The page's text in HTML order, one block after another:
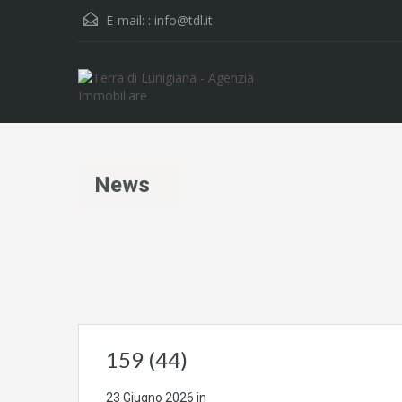
E-mail: : info@tdl.it
News
159 (44)
23 Giugno 2026 in